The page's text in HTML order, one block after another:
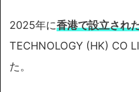
2025年に香港で設立され
TECHNOLOGY (HK) CO
た。